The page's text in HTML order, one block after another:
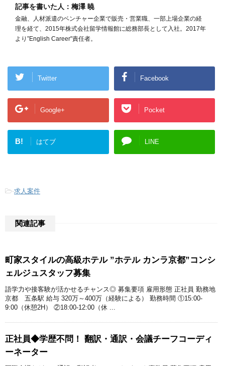
記事を書いた人： 梅澤 暁
金融、人材派遣のベンチャー企業で販売・営業職、一部上場企業の経
理を経て、2015年株式会社留学情報館に総務部長として入社。2017年
より”English Career"責任者。
Twitter Facebook
Google+ Pocket
B! はてブ LINE
-求人案件
関連記事
町家スタイルの高級ホテル ”ホテル カンラ京都”コンシ
ェルジュスタッフ募集
語学力や接客験が活かせるチャンス◎ 募集要項 雇用形態 正社員 勤務地
京都 五条駅 給与 320万～400万（経験による） 勤務時間 ①15:00-
9:00（休憩2H） ②18:00-12:00（休 ...
正社員◆学歴不問！ 翻訳・通訳・会議チーフコーディ
ーネーター